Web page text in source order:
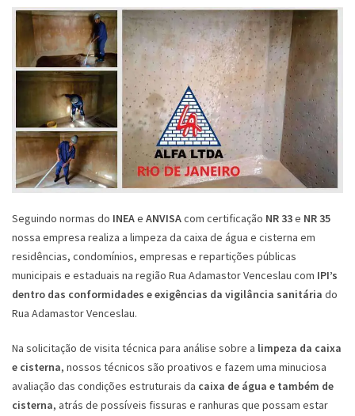
Seguindo normas do INEAe ANVISAcom certificação NR 33e NR 35
nossa empresa realiza a limpeza da caixa de água e cisterna em
residências, condomínios, empresas e repartições públicas
municipais e estaduais na região Rua Adamastor Venceslau com IPI’s
dentro das conformidades e exigências da vigilância sanitária do
Rua Adamastor Venceslau.
Na solicitação de visita técnica para análise sobre a limpeza da caixa
e cisterna, nossos técnicos são proativos e fazem uma minuciosa
avaliação das condições estruturais da caixa de água e também de
cisterna, atrás de possíveis fissuras e ranhuras que possam estar